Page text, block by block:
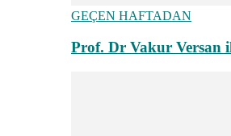
GEÇEN HAFTADAN
Prof. Dr Vakur Versan